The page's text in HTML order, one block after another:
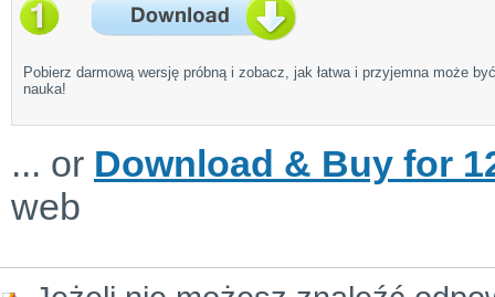
Pobierz darmową wersję próbną i zobacz, jak łatwa i przyjemna może być
nauka!
... or Download & Buy for
web